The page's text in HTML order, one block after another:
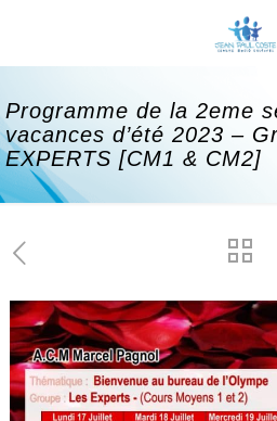
Programme de la 2eme
vacances d’été 2023 –
EXPERTS [CM1 & CM2]